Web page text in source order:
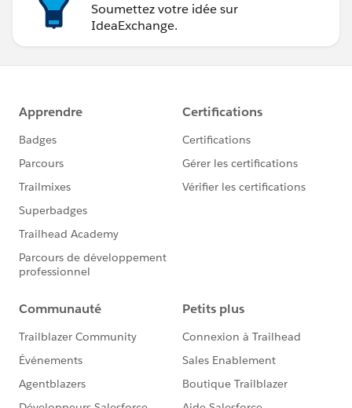
Soumettez votre idée sur
IdeaExchange.